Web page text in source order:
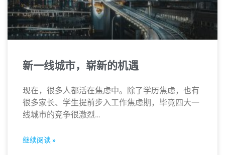
新一线城市，崭新的机遇
现在，很多人都活在焦虑中。除了学历焦虑，也有
很多家长、学生提前步入工作焦虑期，毕竟四大一
线城市的竞争很激烈…
继续阅读 »